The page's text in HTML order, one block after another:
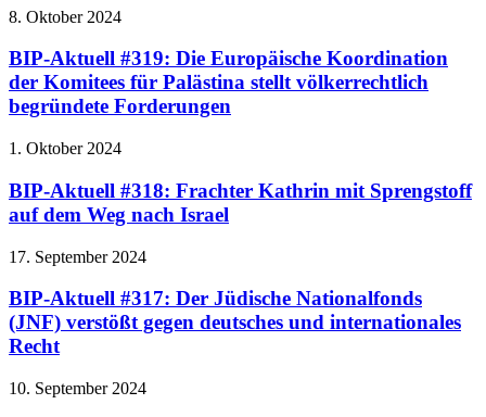
8. Oktober 2024
BIP-Aktuell #319: Die Europäische Koordination
der Komitees für Palästina stellt völkerrechtlich
begründete Forderungen
1. Oktober 2024
BIP-Aktuell #318: Frachter Kathrin mit Sprengstoff
auf dem Weg nach Israel
17. September 2024
BIP-Aktuell #317: Der Jüdische Nationalfonds
(JNF) verstößt gegen deutsches und internationales
Recht
10. September 2024